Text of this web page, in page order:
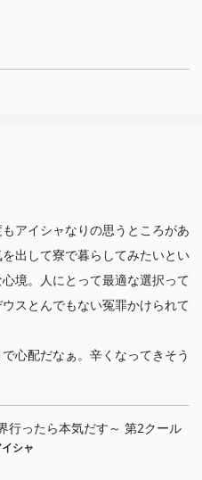
アイシャなりの思うところがあ
出して寮で暮らしてみたいとい
境。人にとって最適な選択って
スとんでもない冤罪かけられて
心配だなぁ。辛くなってきそう
行ったら本気だす～ 第2クール
シャ